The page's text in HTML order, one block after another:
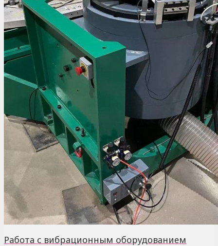
Работа с вибрационным оборудованием